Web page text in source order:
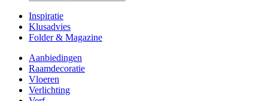
Inspiratie
Klusadvies
Folder & Magazine
Aanbiedingen
Raamdecoratie
Vloeren
Verlichting